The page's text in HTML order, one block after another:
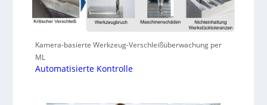
Kamera-basierte Werkzeug-Verschleißüberwachung per
ML
Automatisierte Kontrolle